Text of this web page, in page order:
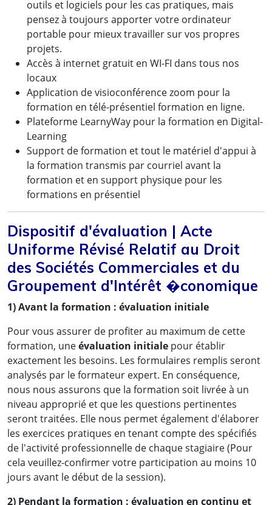
outils et logiciels pour les cas pratiques, mais
pensez à toujours apporter votre ordinateur
portable pour mieux travailler sur vos propres
projets.
Accès à internet gratuit en WI-FI dans tous nos
locaux
Application de visioconférence zoom pour la
formation en télé-présentiel formation en ligne.
Plateforme LearnyWay pour la formation en Digital-
Learning
Support de formation et tout le matériel d'appui à
la formation transmis par courriel avant la
formation et en support physique pour les
formations en présentiel
Dispositif d'évaluation | Acte
Uniforme Révisé Relatif au Droit
des Sociétés Commerciales et du
Groupement d'Intérêt �conomique
1) Avant la formation : évaluation initiale
Pour vous assurer de profiter au maximum de cette
formation, uneévaluation initiale pour établir
exactement les besoins. Les formulaires remplis seront
analysés par le formateur expert. En conséquence,
nous nous assurons que la formation soit livrée à un
niveau approprié et que les questions pertinentes
seront traitées. Elle nous permet également d'élaborer
les exercices pratiques en tenant compte des spécifiés
de l'activité professionnelle de chaque stagiaire (Pour
cela veuillez-confirmer votre participation au moins 10
jours avant le début de la session).
2) Pendant la formation : évaluation en continu et